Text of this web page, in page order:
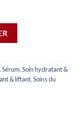
,Sérum,Soin hydratant &
& liftant,Soins du